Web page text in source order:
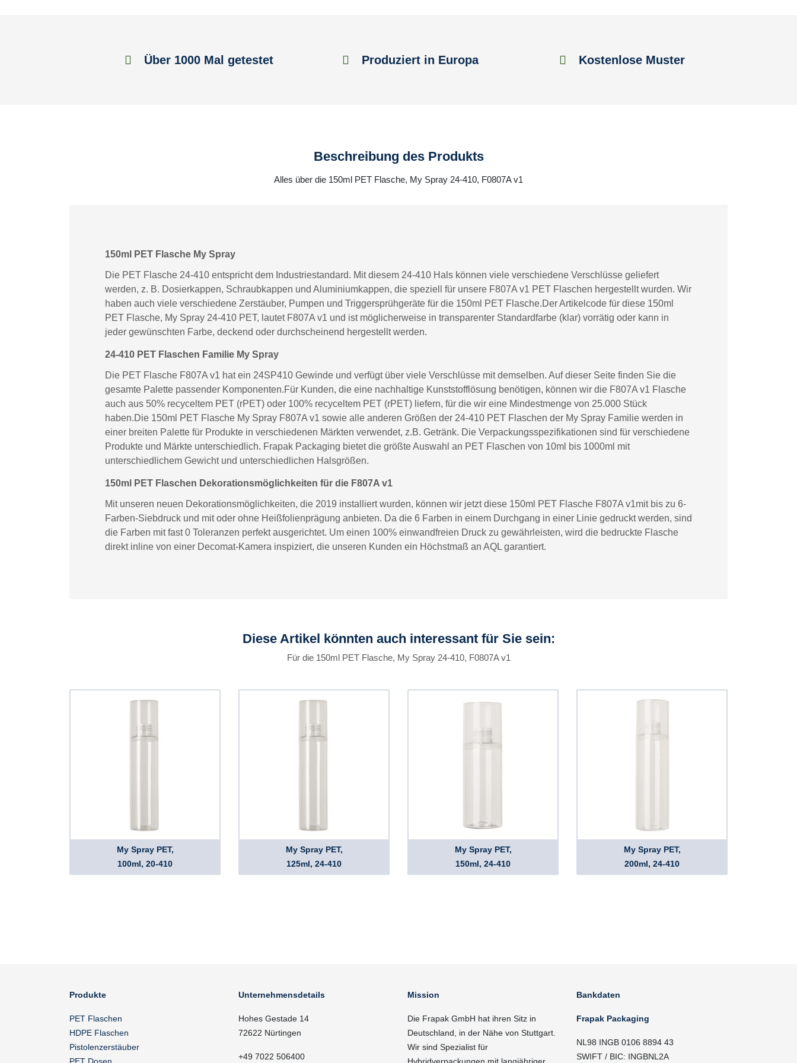
Über 1000 Mal getestet Produziert in Europa Kostenlose Muster
Beschreibung des Produkts
Alles über die 150ml PET Flasche, My Spray 24-410, F0807A v1
150ml PET Flasche My Spray
Die PET Flasche 24-410 entspricht dem Industriestandard. Mit diesem 24-410 Hals können viele verschiedene Verschlüsse geliefert
werden, z. B. Dosierkappen, Schraubkappen und Aluminiumkappen, die speziell für unsere F807A v1 PET Flaschen hergestellt wurden. Wir
haben auch viele verschiedene Zerstäuber, Pumpen und Triggersprühgeräte für die 150ml PET Flasche.Der Artikelcode für diese 150ml
PET Flasche, My Spray 24-410 PET, lautet F807A v1 und ist möglicherweise in transparenter Standardfarbe (klar) vorrätig oder kann in
jeder gewünschten Farbe, deckend oder durchscheinend hergestellt werden.
24-410 PET Flaschen Familie My Spray
Die PET Flasche F807A v1 hat ein 24SP410 Gewinde und verfügt über viele Verschlüsse mit demselben. Auf dieser Seite finden Sie die
gesamte Palette passender Komponenten.Für Kunden, die eine nachhaltige Kunststofflösung benötigen, können wir die F807A v1 Flasche
auch aus 50% recyceltem PET (rPET) oder 100% recyceltem PET (rPET) liefern, für die wir eine Mindestmenge von 25.000 Stück
haben.Die 150ml PET Flasche My Spray F807A v1 sowie alle anderen Größen der 24-410 PET Flaschen der My Spray Familie werden in
einer breiten Palette für Produkte in verschiedenen Märkten verwendet, z.B. Getränk. Die Verpackungsspezifikationen sind für verschiedene
Produkte und Märkte unterschiedlich. Frapak Packaging bietet die größte Auswahl an PET Flaschen von 10ml bis 1000ml mit
unterschiedlichem Gewicht und unterschiedlichen Halsgrößen.
150ml PET Flaschen Dekorationsmöglichkeiten für die F807A v1
Mit unseren neuen Dekorationsmöglichkeiten, die 2019 installiert wurden, können wir jetzt diese 150ml PET Flasche F807A v1mit bis zu 6-
Farben-Siebdruck und mit oder ohne Heißfolienprägung anbieten. Da die 6 Farben in einem Durchgang in einer Linie gedruckt werden, sind
die Farben mit fast 0 Toleranzen perfekt ausgerichtet. Um einen 100% einwandfreien Druck zu gewährleisten, wird die bedruckte Flasche
direkt inline von einer Decomat-Kamera inspiziert, die unseren Kunden ein Höchstmaß an AQL garantiert.
Diese Artikel könnten auch interessant für Sie sein:
Für die 150ml PET Flasche, My Spray 24-410, F0807A v1
My Spray PET,
100ml, 20-410
My Spray PET,
125ml, 24-410
My Spray PET,
150ml, 24-410
My Spray PET,
200ml, 24-410
Produkte
PET Flaschen
HDPE Flaschen
Pistolenzerstäuber
Unternehmensdetails
Hohes Gestade 14
72622 Nürtingen
+49 7022 506400
Mission
Die Frapak GmbH hat ihren Sitz in
Deutschland, in der Nähe von Stuttgart.
Wir sind Spezialist für
Bankdaten
Frapak Packaging
NL98 INGB 0106 8894 43
SWIFT / BIC: INGBNL2A